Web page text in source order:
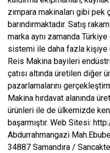
zımpara makinaları gibi
barındırmaktadır. Satış
marka aynı zamanda
sistemi ile daha fazla kişiye
Reis Makina bayileri
çatısı altında üretilen diğer
pazarlamalarını
Makina hırdavat alanında
ürünleri ile de ülkemizde
başarmıştır. Web Sitesi:
Abdurrahmangazi
34887 Samandıra /